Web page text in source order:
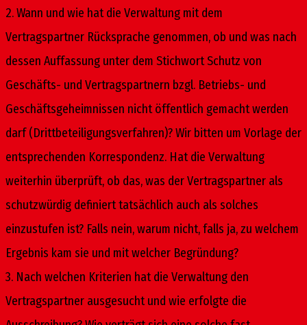
2. Wann und wie hat die Verwaltung mit dem
Vertragspartner Rücksprache genommen, ob und was nach
dessen Auffassung unter dem Stichwort Schutz von
Geschäfts- und Vertragspartnern bzgl. Betriebs- und
Geschäftsgeheimnissen nicht öffentlich gemacht werden
darf (Drittbeteiligungsverfahren)? Wir bitten um Vorlage der
entsprechenden Korrespondenz. Hat die Verwaltung
weiterhin überprüft, ob das, was der Vertragspartner als
schutzwürdig definiert tatsächlich auch als solches
einzustufen ist? Falls nein, warum nicht, falls ja, zu welchem
Ergebnis kam sie und mit welcher Begründung?
3. Nach welchen Kriterien hat die Verwaltung den
Vertragspartner ausgesucht und wie erfolgte die